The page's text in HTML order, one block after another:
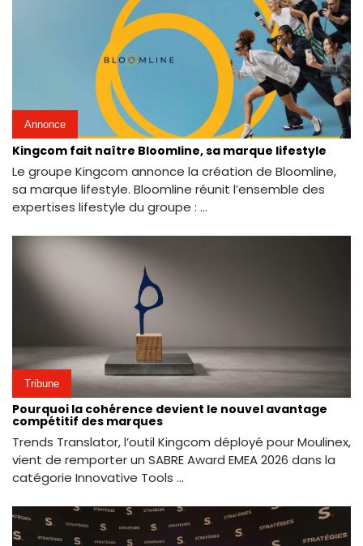
Annonce
Kingcom fait naître Bloomline, sa marque lifestyle
Le groupe Kingcom annonce la création de Bloomline,
sa marque lifestyle. Bloomline réunit l’ensemble des
expertises lifestyle du groupe : ...
Tribune
Pourquoi la cohérence devient le nouvel avantage
compétitif des marques
Trends Translator, l’outil Kingcom déployé pour Moulinex,
vient de remporter un SABRE Award EMEA 2026 dans la
catégorie Innovative Tools ...